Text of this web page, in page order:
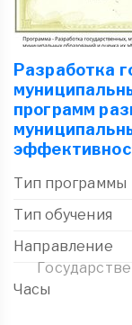
Разработка
программ
Тип программы
Тип обучения
Направление
Часы